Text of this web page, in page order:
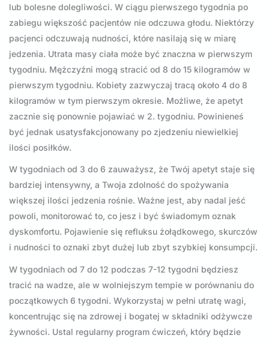
lub bolesne dolegliwości. W ciągu pierwszego tygodnia po
zabiegu większość pacjentów nie odczuwa głodu. Niektórzy
pacjenci odczuwają nudności, które nasilają się w miarę
jedzenia. Utrata masy ciała może być znaczna w pierwszym
tygodniu. Mężczyźni mogą stracić od 8 do 15 kilogramów w
pierwszym tygodniu. Kobiety zazwyczaj tracą około 4 do 8
kilogramów w tym pierwszym okresie. Możliwe, że apetyt
zacznie się ponownie pojawiać w 2. tygodniu. Powinieneś
być jednak usatysfakcjonowany po zjedzeniu niewielkiej
ilości posiłków.
W tygodniach od 3 do 6 zauważysz, że Twój apetyt staje się
bardziej intensywny, a Twoja zdolność do spożywania
większej ilości jedzenia rośnie. Ważne jest, aby nadal jeść
powoli, monitorować to, co jesz i być świadomym oznak
dyskomfortu. Pojawienie się refluksu żołądkowego, skurczów
i nudności to oznaki zbyt dużej lub zbyt szybkiej konsumpcji.
W tygodniach od 7 do 12 podczas 7-12 tygodni będziesz
tracić na wadze, ale w wolniejszym tempie w porównaniu do
początkowych 6 tygodni. Wykorzystaj w pełni utratę wagi,
koncentrując się na zdrowej i bogatej w składniki odżywcze
żywności. Ustal regularny program ćwiczeń, który będzie